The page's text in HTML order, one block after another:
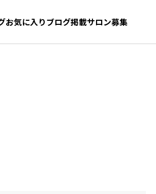
お気に入りブログ掲載サロン募集
気に入り 髪型をさがす